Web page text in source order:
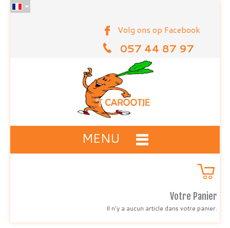
Volg ons op Facebook
057 44 87 97
MENU
Votre Panier
Il n'y a aucun article dans votre panier.